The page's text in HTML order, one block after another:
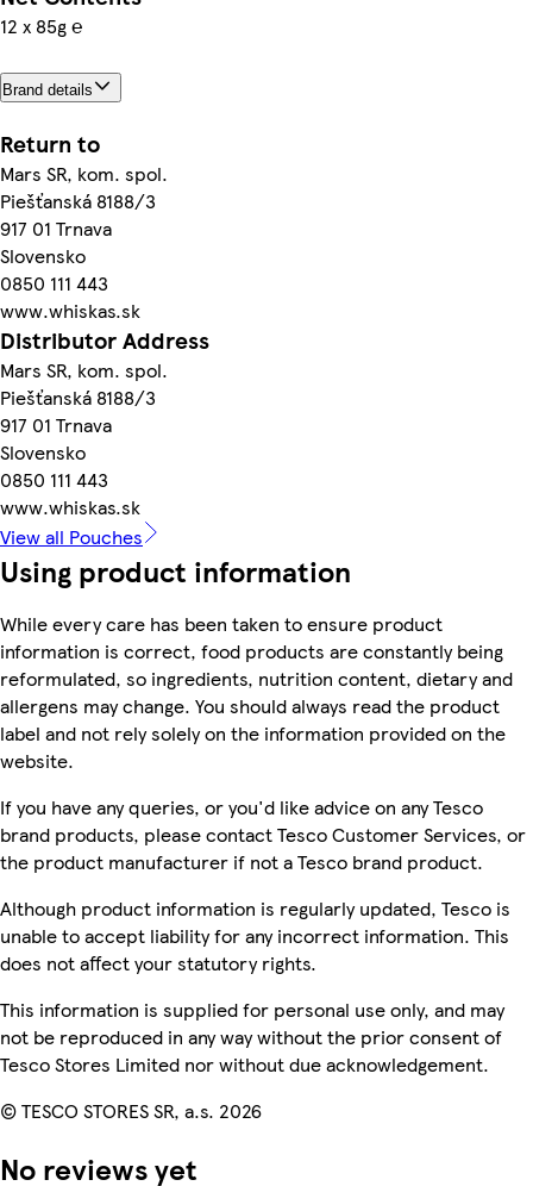
12 x 85g ℮
Brand details
Return to
Mars SR, kom. spol.
Piešťanská 8188/3
917 01 Trnava
Slovensko
0850 111 443
www.whiskas.sk
Distributor Address
Mars SR, kom. spol.
Piešťanská 8188/3
917 01 Trnava
Slovensko
0850 111 443
www.whiskas.sk
View all Pouches
Using product information
While every care has been taken to ensure product
information is correct, food products are constantly being
reformulated, so ingredients, nutrition content, dietary and
allergens may change. You should always read the product
label and not rely solely on the information provided on the
website.
If you have any queries, or you'd like advice on any Tesco
brand products, please contact Tesco Customer Services, or
the product manufacturer if not a Tesco brand product.
Although product information is regularly updated, Tesco is
unable to accept liability for any incorrect information. This
does not affect your statutory rights.
This information is supplied for personal use only, and may
not be reproduced in any way without the prior consent of
Tesco Stores Limited nor without due acknowledgement.
© TESCO STORES SR, a.s. 2026
No reviews yet